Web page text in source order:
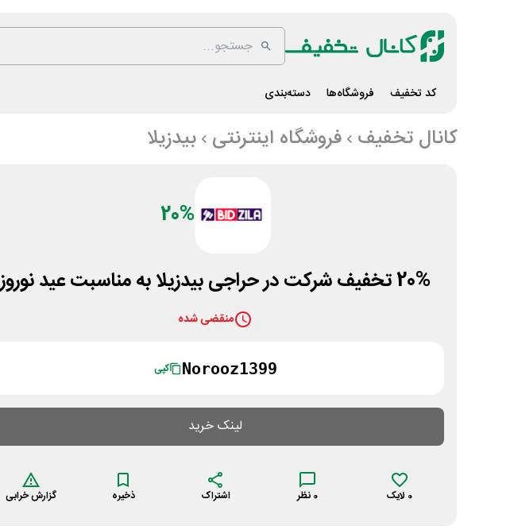
کد تخفیف فروشگاه‌ها دسته‌بندی
کانال تخفیف فروشگاه اینترنتی بیدزیلا
20%
20% تخفیف شرکت در حراجی بیدزیلا به مناسبت عید نوروز
منقضی شده
Norooz1399 کپی
لینک خرید
0 لایک 0 نظر اشتراک ذخیره گزارش خرابی